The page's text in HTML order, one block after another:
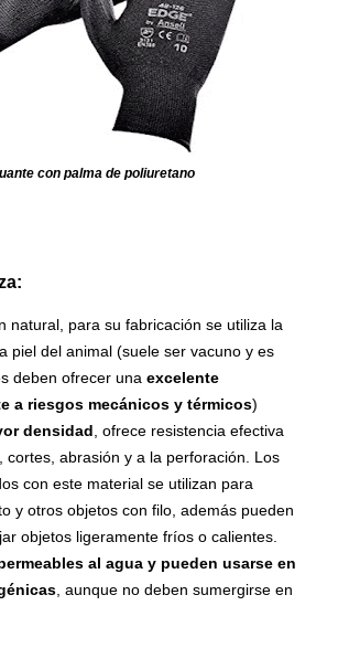
con palma de poliuretano
natural, para su fabricación se utiliza la
piel del animal (suele ser vacuno y es
deben ofrecer una excelente
a riesgos mecánicos y térmicos)
densidad , ofrece resistencia efectiva
cortes, abrasión y a la perforación. Los
con este material se utilizan para
y otros objetos con filo, además pueden
objetos ligeramente fríos o calientes.
al agua y pueden usarse en
, aunque no deben sumergirse en